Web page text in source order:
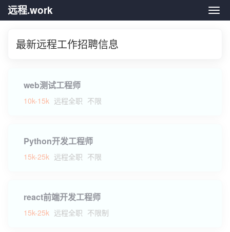
远
远程.work
最新远程工作招聘信息
web测试工程师
10k-15k 远程全职 不限
Python开发工程师
15k-25k 远程全职 不限
react前端开发工程师
15k-25k 远程全职 不限制